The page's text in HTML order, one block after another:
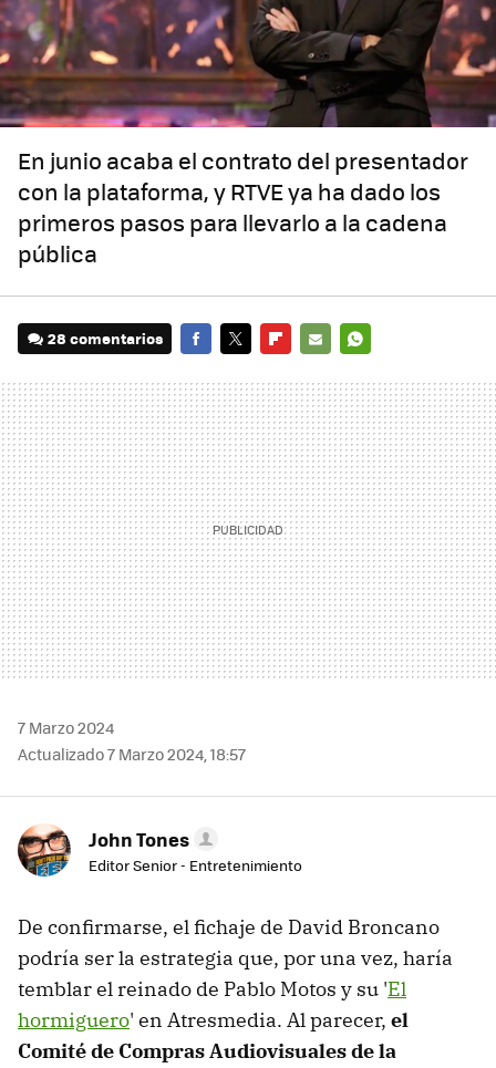
En junio acaba el contrato del presentador
con la plataforma, y RTVE ya ha dado los
primeros pasos para llevarlo a la cadena
pública
28 comentarios
MAIL
7 Marzo 2024
Actualizado 7 Marzo 2024, 18:57
John Tones
Editor Senior - Entretenimiento
De confirmarse, el fichaje de David Broncano
podría ser la estrategia que, por una vez, haría
temblar el reinado de Pablo Motos y su 'El
hormiguero' en Atresmedia. Al parecer, el
Comité de Compras Audiovisuales de la